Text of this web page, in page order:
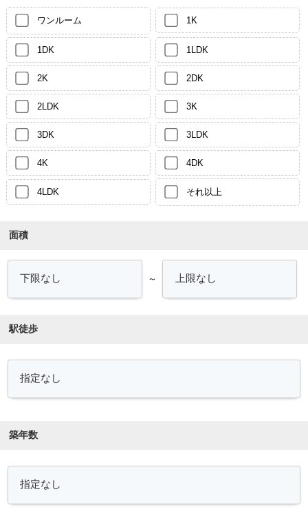
ワンルーム 1K
1DK 1LDK
2K 2DK
2LDK 3K
3DK 3LDK
4K 4DK
4LDK それ以上
面積
～
駅徒歩
築年数